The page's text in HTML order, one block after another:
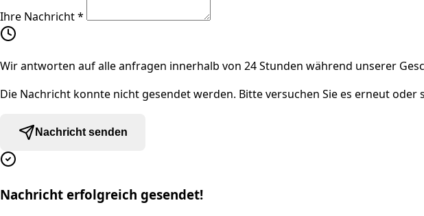
Ihre Nachricht *
Wir antworten auf alle anfragen innerhalb von 24 Stunden während unserer
Die Nachricht konnte nicht gesendet werden. Bitte versuchen Sie es erneut oder
Nachricht senden
Nachricht erfolgreich gesendet!